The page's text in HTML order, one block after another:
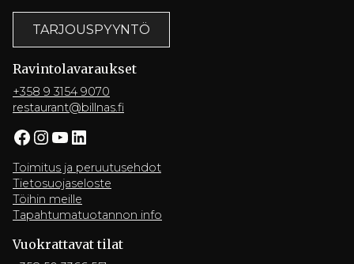
TARJOUSPYYNTÖ
Ravintola­varaukset
+358 9 3154 9070
restaurant@billnas.fi
Facebook InstagramYouTube LinkedIn
Toimitus ja peruutusehdot
Tietosuojaseloste
Töihin meille
Tapahtumatuotannon info
Vuokrattavat tilat